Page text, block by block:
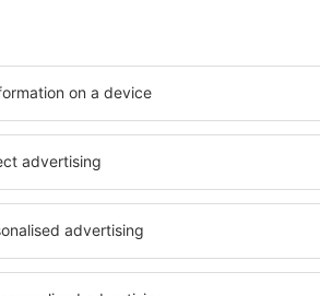
agosto 2026, 2 notti
Controlla altre offerte a Praga
Praga - il